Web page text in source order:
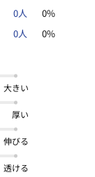
0人
0%
0人
0%
大きい
厚い
伸びる
透ける